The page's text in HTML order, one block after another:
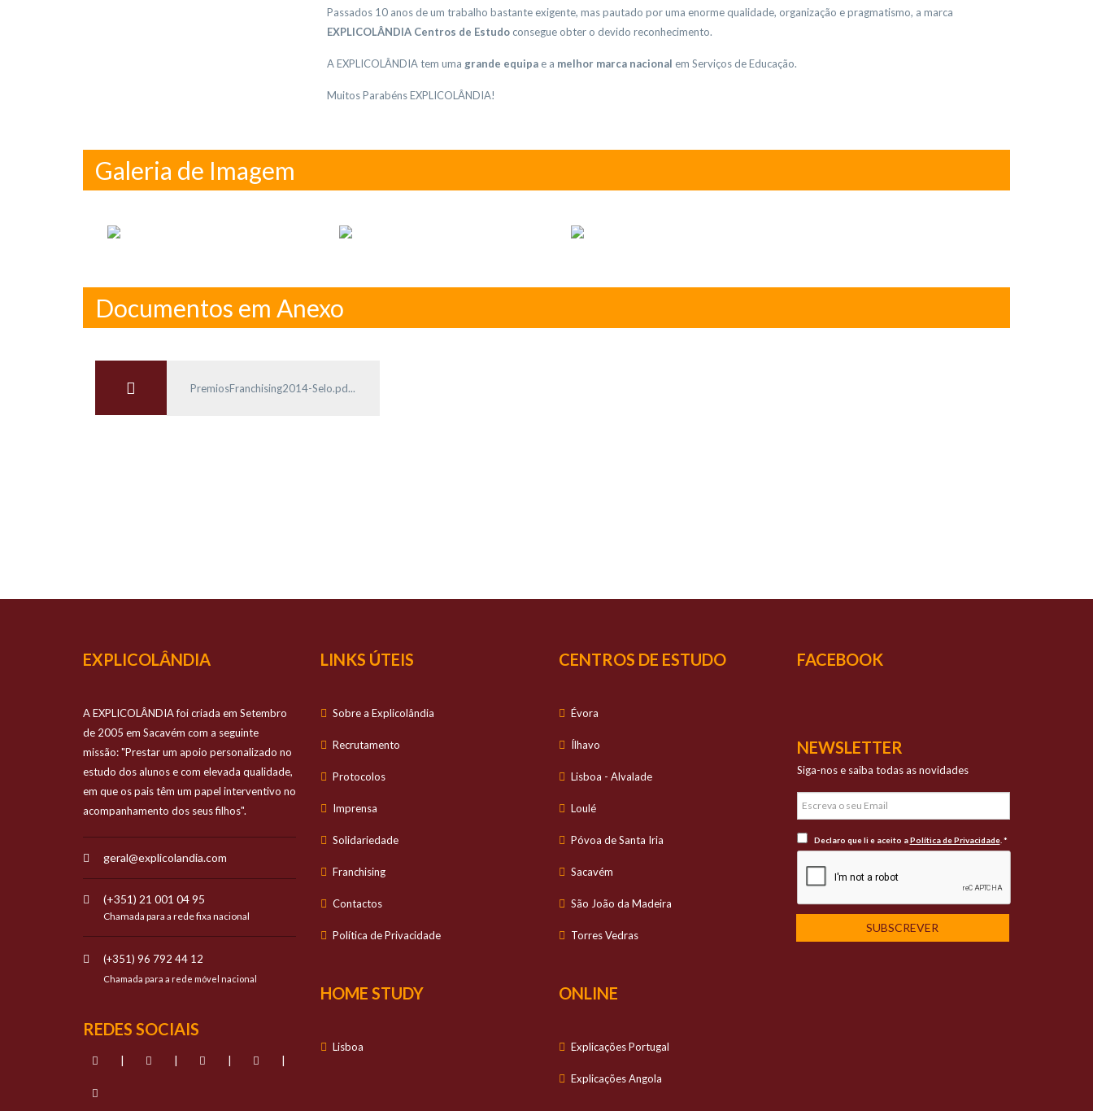
Passados 10 anos de um trabalho bastante exigente, mas pautado por uma enorme qualidade, organização e pragmatismo, a marca
EXPLICOLÂNDIA Centros de Estudo consegue obter o devido reconhecimento.
A EXPLICOLÂNDIA tem uma grande equipa e a melhor marca nacional em Serviços de Educação.
Muitos Parabéns EXPLICOLÂNDIA!
Galeria de Imagem
Documentos em Anexo
PremiosFranchising2014-Selo.pd...
EXPLICOLÂNDIA
A EXPLICOLÂNDIA foi criada em Setembro
de 2005 em Sacavém com a seguinte
missão: "Prestar um apoio personalizado no
estudo dos alunos e com elevada qualidade,
em que os pais têm um papel interventivo no
acompanhamento dos seus filhos".
geral@explicolandia.com
(+351) 21 001 04 95
Chamada para a rede fixa nacional
(+351) 96 792 44 12
Chamada para a rede móvel nacional
REDES SOCIAIS
| | | |
LINKS ÚTEIS
Sobre a Explicolândia
Recrutamento
Protocolos
Imprensa
Solidariedade
Franchising
Contactos
Política de Privacidade
HOME STUDY
Lisboa
CENTROS DE ESTUDO
Évora
Ílhavo
Lisboa - Alvalade
Loulé
Póvoa de Santa Iria
Sacavém
São João da Madeira
Torres Vedras
ONLINE
Explicações Portugal
Explicações Angola
FACEBOOK
NEWSLETTER
Siga-nos e saiba todas as novidades
Declaro que li e aceito aPolítica de Privacidade. *